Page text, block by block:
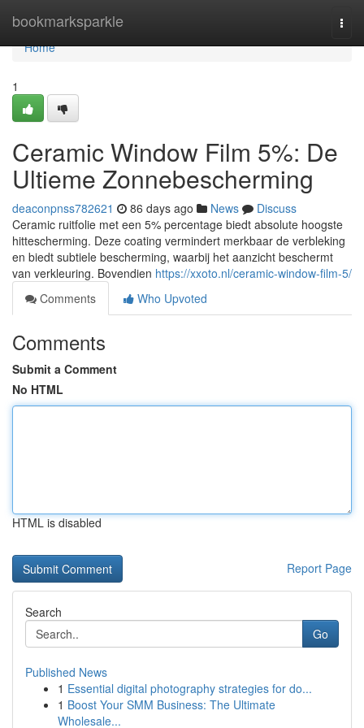
bookmarksparkle
Home
Home
1
Ceramic Window Film 5%: De
Ultieme Zonnebescherming
deaconpnss782621 86 days ago News
Discuss
Ceramic ruitfolie met een 5% percentage biedt absolute hoogste
hittescherming. Deze coating vermindert merkbaar de verbleking
en biedt subtiele bescherming, waarbij het aanzicht beschermt
van verkleuring. Bovendien https://xxoto.nl/ceramic-window-film-5/
Comments
Who Upvoted
Comments
Submit a Comment
No HTML
HTML is disabled
Report Page
Search
Go
Published News
1 Essential digital photography strategies for do...
1 Boost Your SMM Business: The Ultimate
Wholesale...